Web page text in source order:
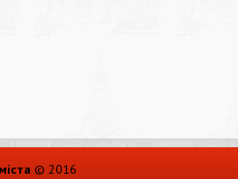
© 2016